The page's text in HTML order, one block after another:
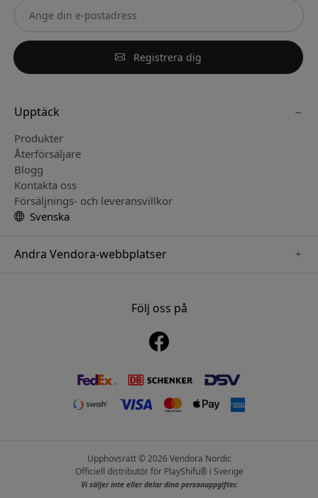
Registrera dig
Upptäck
Produkter
Återförsäljare
Blogg
Kontakta oss
Försäljnings- och leveransvillkor
Svenska
Andra Vendora-webbplatser
www.nordicsmartlight.seFölj oss på
Upphovsrätt © 2026 Vendora Nordic
Officiell distributör för PlayShifu® i Sverige
Vi säljer inte eller delar dina personuppgifter.